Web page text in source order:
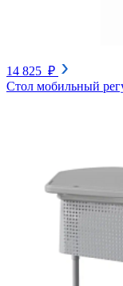
14 825 ₽
Стол мобильный